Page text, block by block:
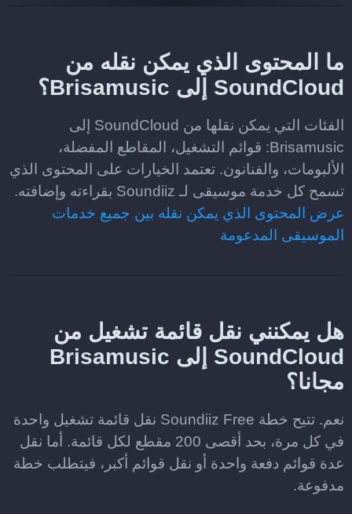
ما المحتوى الذي يمكن نقله من
SoundCloud إلى Brisamusic؟
الفئات التي يمكن نقلها من SoundCloud إلى
Brisamusic: قوائم التشغيل، المقاطع المفضلة،
الألبومات، والفنانون. تعتمد الخيارات على المحتوى الذي
تسمح كل خدمة موسيقى لـ Soundiiz بقراءته وإضافته.
عرض المحتوى الذي يمكن نقله بين جميع خدمات
الموسيقى المدعومة
هل يمكنني نقل قائمة تشغيل من
SoundCloud إلى Brisamusic
مجانا؟
نعم. تتيح خطة Soundiiz Free نقل قائمة تشغيل واحدة
في كل مرة، بحد أقصى 200 مقطع لكل قائمة. أما نقل
عدة قوائم دفعة واحدة أو نقل قوائم أكبر، فيتطلب خطة
مدفوعة.